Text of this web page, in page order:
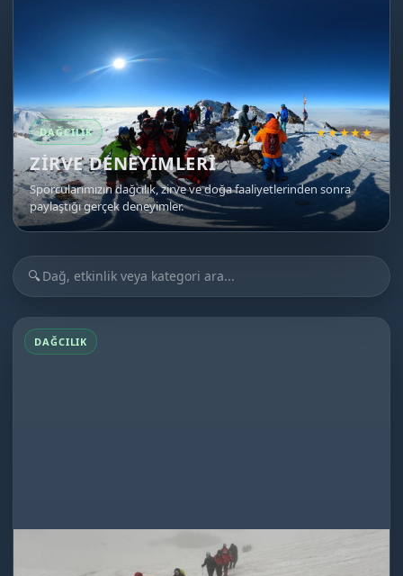
DAĞCILIK ★★★★★
ZIRVE DENEYIMLERI
Sporcularımızın dağcılık, zirve ve doğa faaliyetlerinden sonra
paylaştığı gerçek deneyimler.
🔍
DAĞCILIK